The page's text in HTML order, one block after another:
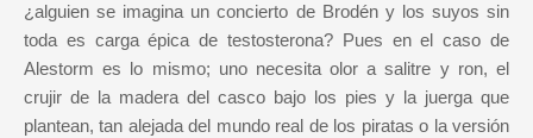
¿alguien se imagina un concierto de Brodén y los suyos sin
toda es carga épica de testosterona? Pues en el caso de
Alestorm es lo mismo; uno necesita olor a salitre y ron, el
crujir de la madera del casco bajo los pies y la juerga que
plantean, tan alejada del mundo real de los piratas o la versión